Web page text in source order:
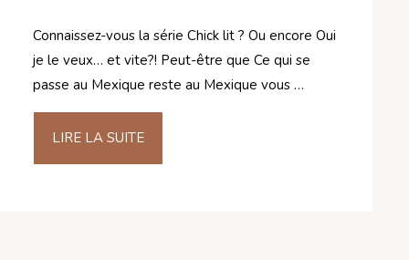
Connaissez-vous la série Chick lit ? Ou encore Oui
je le veux… et vite?! Peut-être que Ce qui se
passe au Mexique reste au Mexique vous …
LIRE LA SUITE